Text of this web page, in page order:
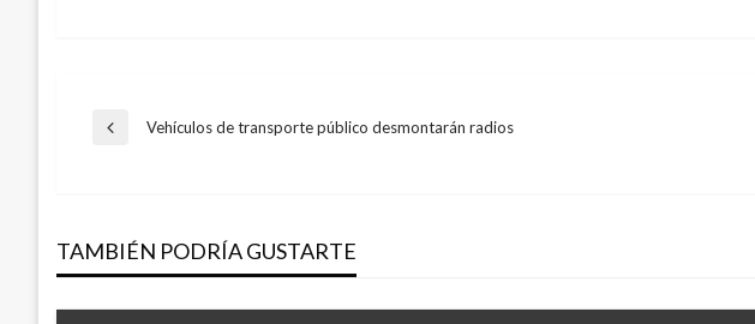
Navegación
entradas
Entrada
Vehículos de transporte público desmontarán radios
TAMBIÉN PODRÍA GUSTARTE